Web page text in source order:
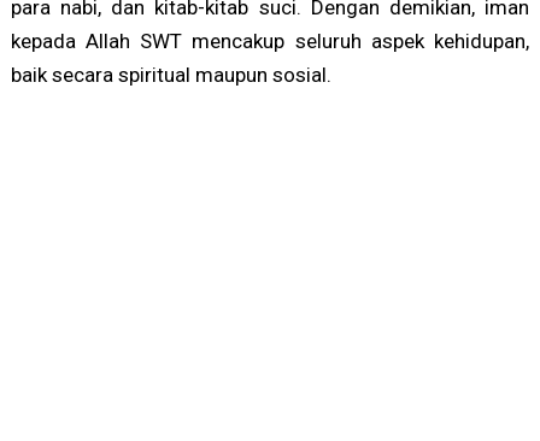
para nabi, dan kitab-kitab suci. Dengan demikian, iman
kepada Allah SWT mencakup seluruh aspek kehidupan,
baik secara spiritual maupun sosial.